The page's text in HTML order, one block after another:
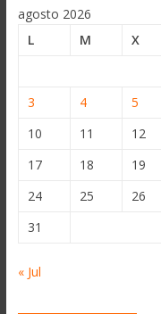
agosto 2026
L
M X
3
4 5
10
11 12
17
18 19
24
25 26
31
« Jul